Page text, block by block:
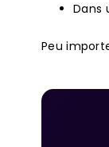
Dans
Peu